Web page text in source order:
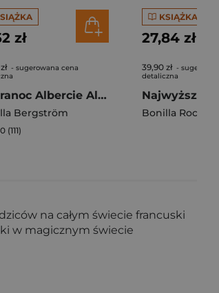
zł
- sugerowana cena
Dobranoc Albercie Albertsonie
Bergström
(111)
KSIĄŻKA
27,84 zł
39,90 zł -
detaliczna
Bonilla Rocio
na całym świecie francuski
w magicznym świecie